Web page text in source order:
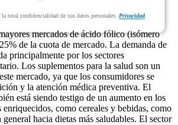
la total confidencialidad de sus datos personales.Privacidad
mercados de ácido fólico (isómero
de la cuota de mercado. La demanda de
principalmente por los sectores
Los suplementos para la salud son un
mercado, ya que los consumidores se
y la atención médica preventiva. El
está siendo testigo de un aumento en los
como cereales y bebidas, como
hacia dietas más saludables. El sector